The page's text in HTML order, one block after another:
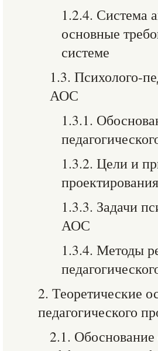
1.2.4. Система
основные
системе
1.3. Психолого-
АОС
1.3.1.
1.3.2. Цели и
1.3.3. Задачи
АОС
1.3.4. Методы
2. Теоретические
педагогического
2.1. Обоснование